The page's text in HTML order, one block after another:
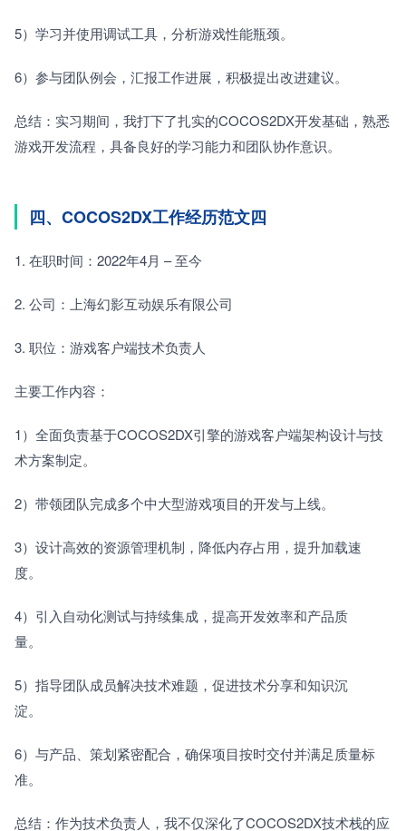
5）学习并使用调试工具，分析游戏性能瓶颈。
6）参与团队例会，汇报工作进展，积极提出改进建议。
总结：实习期间，我打下了扎实的COCOS2DX开发基础，熟悉
游戏开发流程，具备良好的学习能力和团队协作意识。
四、COCOS2DX工作经历范文四
1. 在职时间：2022年4月 – 至今
2. 公司：上海幻影互动娱乐有限公司
3. 职位：游戏客户端技术负责人
主要工作内容：
1）全面负责基于COCOS2DX引擎的游戏客户端架构设计与技
术方案制定。
2）带领团队完成多个中大型游戏项目的开发与上线。
3）设计高效的资源管理机制，降低内存占用，提升加载速
度。
4）引入自动化测试与持续集成，提高开发效率和产品质
量。
5）指导团队成员解决技术难题，促进技术分享和知识沉
淀。
6）与产品、策划紧密配合，确保项目按时交付并满足质量标
准。
总结：作为技术负责人，我不仅深化了COCOS2DX技术栈的应